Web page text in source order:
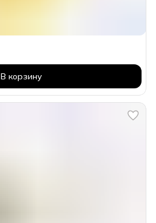
В корзину